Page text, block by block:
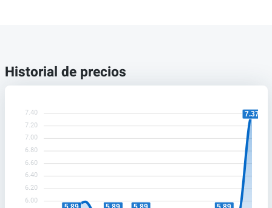
Historial de precios
7.40
7.20
7.00
6.80
6.60
6.40
6.20
6.00
7.37